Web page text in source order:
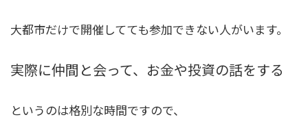
大都市だけで開催してても参加できない人がいます。
実際に仲間と会って、お金や投資の話をする
というのは格別な時間ですので、